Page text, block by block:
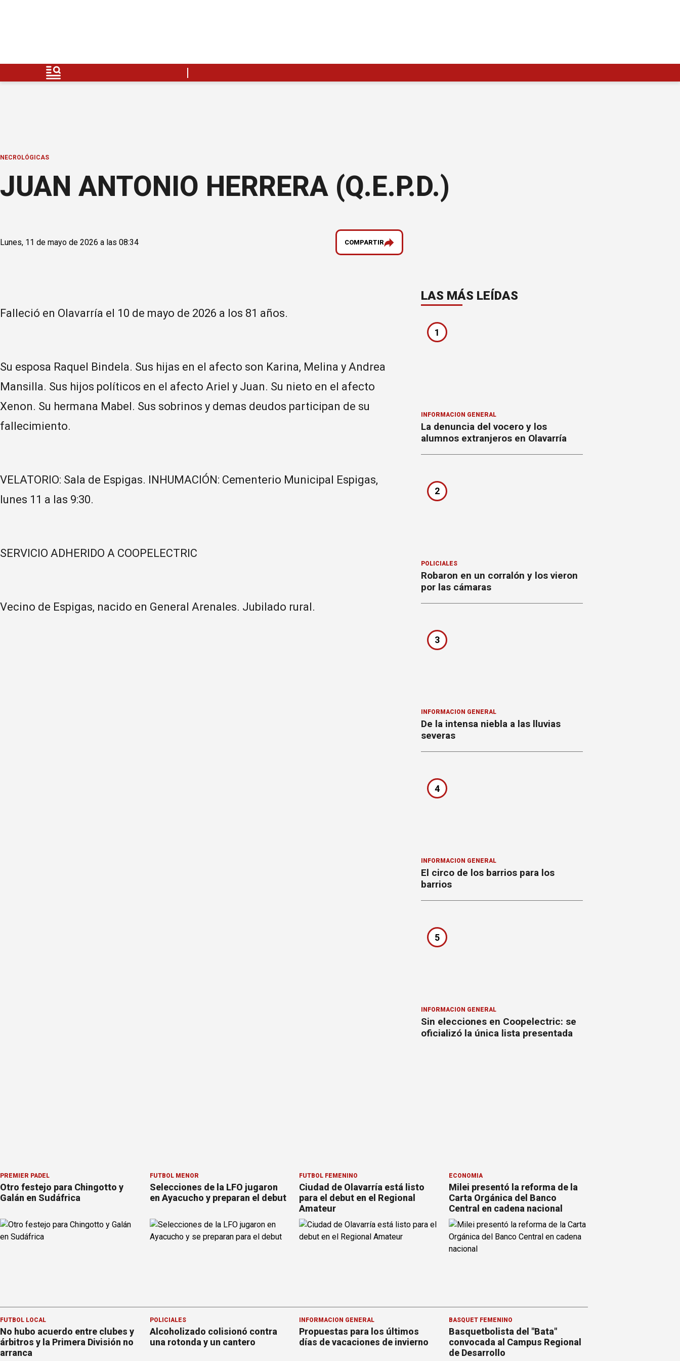
NECROLÓGICAS
JUAN ANTONIO HERRERA (Q.E.P.D.)
Lunes, 11 de mayo de 2026 a las 08:34 COMPARTIR
Falleció en Olavarría el 10 de mayo de 2026 a los 81 años.
Su esposa Raquel Bindela. Sus hijas en el afecto son Karina, Melina y Andrea
Mansilla. Sus hijos políticos en el afecto Ariel y Juan. Su nieto en el afecto
Xenon. Su hermana Mabel. Sus sobrinos y demas deudos participan de su
fallecimiento.
VELATORIO: Sala de Espigas. INHUMACIÓN: Cementerio Municipal Espigas,
lunes 11 a las 9:30.
SERVICIO ADHERIDO A COOPELECTRIC
Vecino de Espigas, nacido en General Arenales. Jubilado rural.
LAS MÁS LEÍDAS
1
INFORMACION GENERAL
La denuncia del vocero y los
alumnos extranjeros en Olavarría
2
POLICIALES
Robaron en un corralón y los vieron
por las cámaras
3
INFORMACION GENERAL
De la intensa niebla a las lluvias
severas
4
INFORMACION GENERAL
El circo de los barrios para los
barrios
5
INFORMACION GENERAL
Sin elecciones en Coopelectric: se
oficializó la única lista presentada
PREMIER PÁDEL
Otro festejo para Chingotto y
Galán en Sudáfrica
FÚTBOL MENOR
Selecciones de la LFO jugaron
en Ayacucho y preparan el debut
FÚTBOL FEMENINO
Ciudad de Olavarría está listo
para el debut en el Regional
Amateur
ECONOMÍA
Milei presentó la reforma de la
Carta Orgánica del Banco
Central en cadena nacional
FÚTBOL LOCAL
No hubo acuerdo entre clubes y
árbitros y la Primera División no
arranca
POLICIALES
Alcoholizado colisionó contra
una rotonda y un cantero
INFORMACION GENERAL
Propuestas para los últimos
días de vacaciones de invierno
BÁSQUET FEMENINO
Basquetbolista del "Bata"
convocada al Campus Regional
de Desarrollo